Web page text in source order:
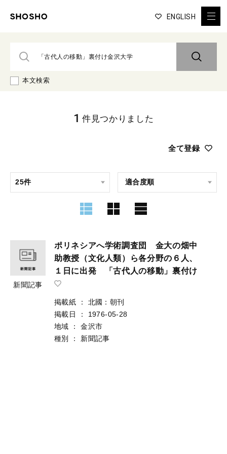
ENGLISH
本文検索
全て登録
1 件見つかりました
新聞記事
ポリネシアへ学術調査団 金大の畑中
助教授（文化人類）ら各分野の６人、
１日に出発 「古代人の移動」裏付け
掲載紙 ：
北國：朝刊
掲載日
：
1976-05-28
地域
：
金沢市
種別
： 新聞記事